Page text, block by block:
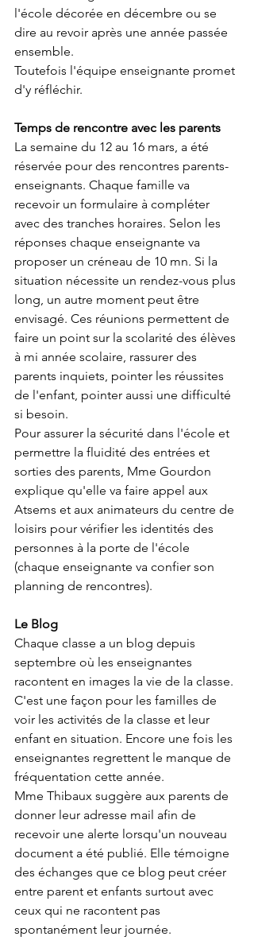
l'école décorée en décembre ou se
dire au revoir après une année passée
ensemble.
Toutefois l'équipe enseignante promet
d'y réfléchir.
Temps de rencontre avec les parents
La semaine du 12 au 16 mars, a été
réservée pour des rencontres parents-
enseignants. Chaque famille va
recevoir un formulaire à compléter
avec des tranches horaires. Selon les
réponses chaque enseignante va
proposer un créneau de 10 mn. Si la
situation nécessite un rendez-vous plus
long, un autre moment peut être
envisagé. Ces réunions permettent de
faire un point sur la scolarité des élèves
à mi année scolaire, rassurer des
parents inquiets, pointer les réussites
de l'enfant, pointer aussi une difficulté
si besoin.
Pour assurer la sécurité dans l'école et
permettre la fluidité des entrées et
sorties des parents, Mme Gourdon
explique qu'elle va faire appel aux
Atsems et aux animateurs du centre de
loisirs pour vérifier les identités des
personnes à la porte de l'école
(chaque enseignante va confier son
planning de rencontres).
Le Blog
Chaque classe a un blog depuis
septembre où les enseignantes
racontent en images la vie de la classe.
C'est une façon pour les familles de
voir les activités de la classe et leur
enfant en situation. Encore une fois les
enseignantes regrettent le manque de
fréquentation cette année.
Mme Thibaux suggère aux parents de
donner leur adresse mail afin de
recevoir une alerte lorsqu'un nouveau
document a été publié. Elle témoigne
des échanges que ce blog peut créer
entre parent et enfants surtout avec
ceux qui ne racontent pas
spontanément leur journée.